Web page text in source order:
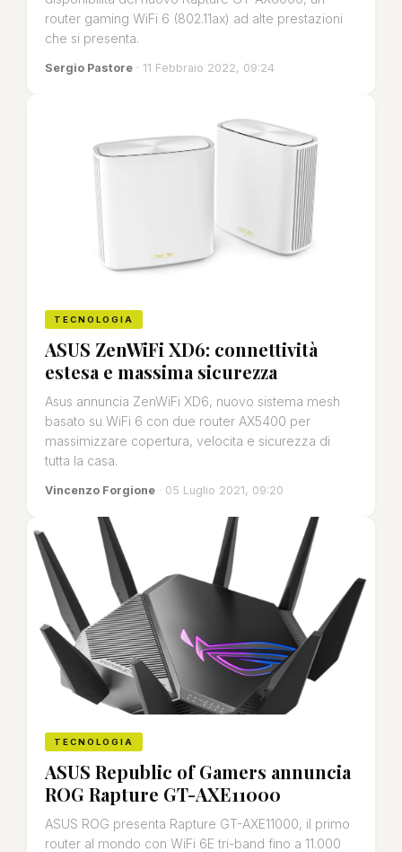
router gaming WiFi 6 (802.11ax) ad alte prestazioni
che si presenta.
Sergio Pastore · 11 Febbraio 2022, 09:24
TECNOLOGIA
ASUS ZenWiFi XD6: connettività
estesa e massima sicurezza
Asus annuncia ZenWiFi XD6, nuovo sistema mesh
basato su WiFi 6 con due router AX5400 per
massimizzare copertura, velocita e sicurezza di
tutta la casa.
Vincenzo Forgione · 05 Luglio 2021, 09:20
TECNOLOGIA
ASUS Republic of Gamers annuncia
ROG Rapture GT-AXE11000
ASUS ROG presenta Rapture GT-AXE11000, il primo
router al mondo con WiFi 6E tri-band fino a 11.000